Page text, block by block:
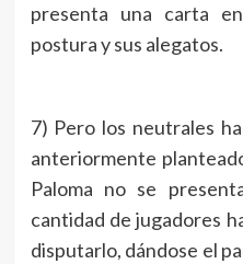
presenta una carta
postura y sus alegatos.
7) Pero los neutrales
anteriormente
Paloma no se
cantidad de jugadores
disputarlo, dándose el